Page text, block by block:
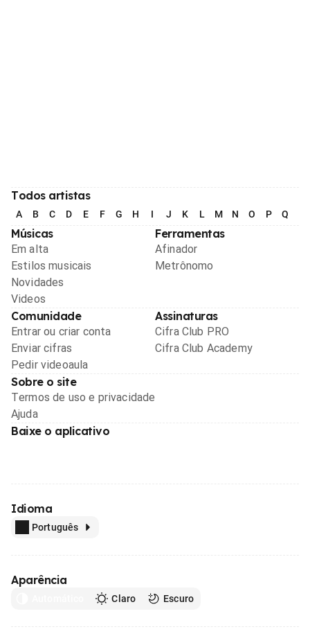
Todos artistas
A B C D E F G H I J K L M N O P Q
Músicas
Em alta
Estilos musicais
Novidades
Videos
Ferramentas
Afinador
Metrônomo
Comunidade
Entrar ou criar conta
Enviar cifras
Pedir videoaula
Assinaturas
Cifra Club PRO
Cifra Club Academy
Sobre o site
Termos de uso e privacidade
Ajuda
Baixe o aplicativo
Idioma
Português
Aparência
Claro Escuro